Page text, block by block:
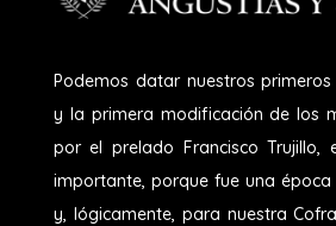
Podemos datar nuestros primeros
y la primera modificación de los
por el prelado Francisco Trujillo,
importante, porque fue una
y, lógicamente, para nuestra